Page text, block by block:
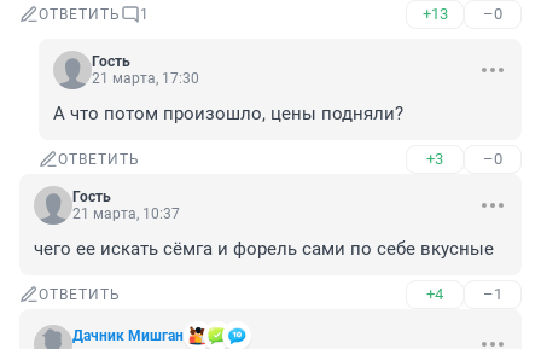
ОТВЕТИТЬ 1 +13 –0
Гость
21 марта, 17:30
А что потом произошло, цены подняли?
ОТВЕТИТЬ +3 –0
Гость
21 марта, 10:37
чего ее искать сёмга и форель сами по себе вкусные
ОТВЕТИТЬ +4 –1
Дачник Мишган